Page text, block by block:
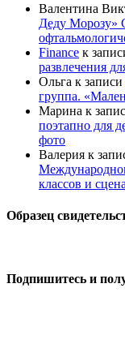
Валентина
Деду Морозу»
Finance к
развлечения
Ольга к записи
группа.
Марина к
поэтапно для
фото
Валерия к
классов и
Образец
Подпишитесь и